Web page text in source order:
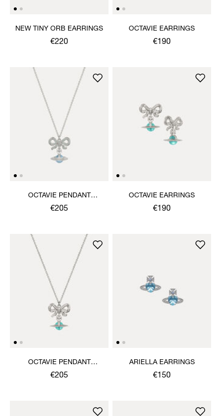
NEW TINY ORB EARRINGS
€220
OCTAVIE EARRINGS
€190
OCTAVIE PENDANT
NECKLACE
€205
OCTAVIE EARRINGS
€190
OCTAVIE PENDANT
NECKLACE
€205
ARIELLA EARRINGS
€150